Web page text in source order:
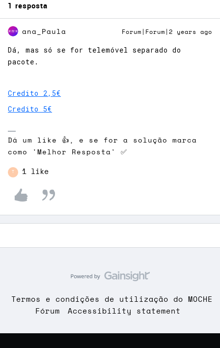
1 resposta
ana_Paula Forum|Forum|2 years ago
Dá, mas só se for telemóvel separado do
pacote.
Credito 2,5€
Credito 5€
Dá um like 👍, e se for a solução marca
como 'Melhor Resposta' ✅
1 like
Termos e condições de utilização do MOCHE
Fórum
Accessibility statement